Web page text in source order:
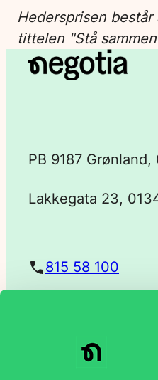
Hedersprisen
tittelen "Stå
PB 9187 Grønland,
Lakkegata 23,
815 58 100